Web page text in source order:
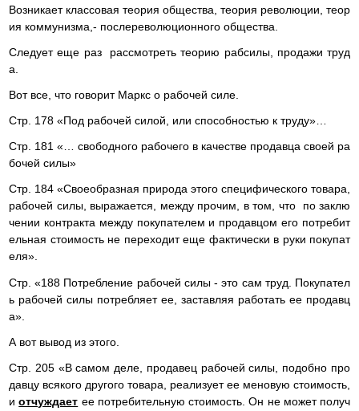
Возникает классовая теория общества, теория революции, теор
ия коммунизма,- послереволюционного общества.
Следует еще раз рассмотреть теорию рабсилы, продажи труд
а.
Вот все, что говорит Маркс о рабочей силе.
Стр. 178 «Под рабочей силой, или способностью к труду»…
Стр. 181 «… свободного рабочего в качестве продавца своей ра
бочей силы»
Стр. 184 «Своеобразная природа этого специфического товара,
рабочей силы, выражается, между прочим, в том, что по заклю
чении контракта между покупателем и продавцом его потребит
ельная стоимость не переходит еще фактически в руки покупат
еля».
Стр. «188 Потребление рабочей силы - это сам труд. Покупател
ь рабочей силы потребляет ее, заставляя работать ее продавц
а».
А вот вывод из этого.
Стр. 205 «В самом деле, продавец рабочей силы, подобно про
давцу всякого другого товара, реализует ее меновую стоимость,
иотчуждает ее потребительную стоимость. Он не может получ